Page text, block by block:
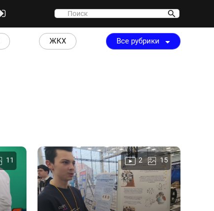
ЖКХ Все рубрики
11 2 15